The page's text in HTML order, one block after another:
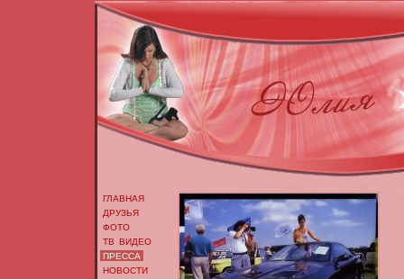
ГЛАВНАЯ
ДРУЗЬЯ
ФОТО
ТВ ВИДЕО
ПРЕССА
НОВОСТИ